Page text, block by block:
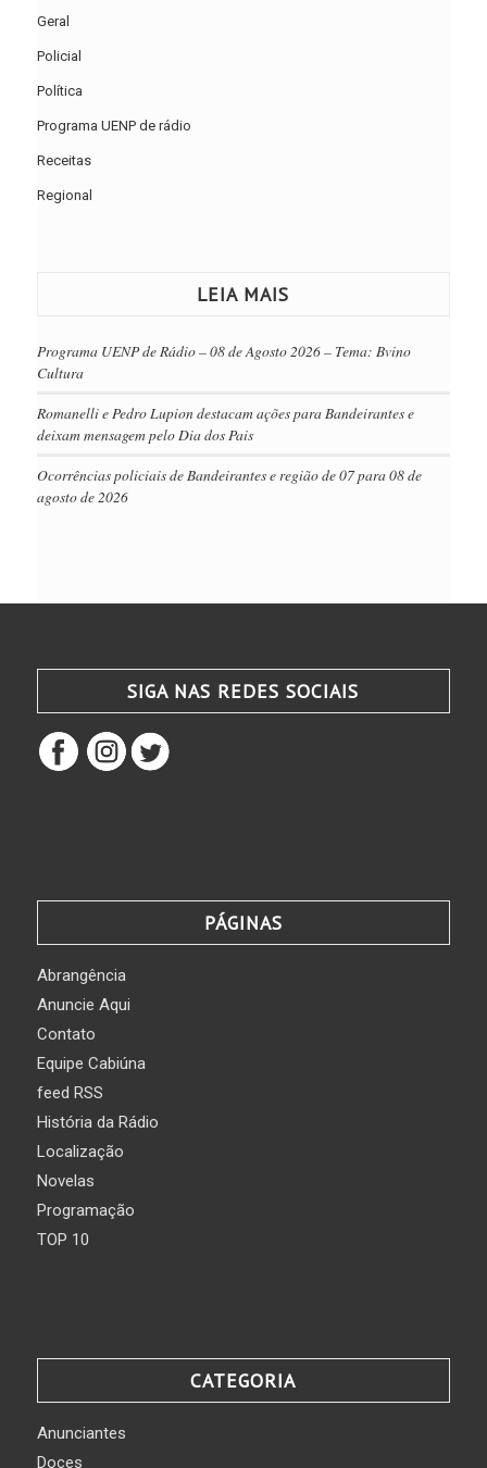
Geral
Policial
Política
Programa UENP de rádio
Receitas
Regional
LEIA MAIS
Programa UENP de Rádio – 08 de Agosto 2026 – Tema: Bvino
Cultura
Romanelli e Pedro Lupion destacam ações para Bandeirantes e
deixam mensagem pelo Dia dos Pais
Ocorrências policiais de Bandeirantes e região de 07 para 08 de
agosto de 2026
SIGA NAS REDES SOCIAIS
PÁGINAS
Abrangência
Anuncie Aqui
Contato
Equipe Cabiúna
feed RSS
História da Rádio
Localização
Novelas
Programação
TOP 10
CATEGORIA
Anunciantes
Doces